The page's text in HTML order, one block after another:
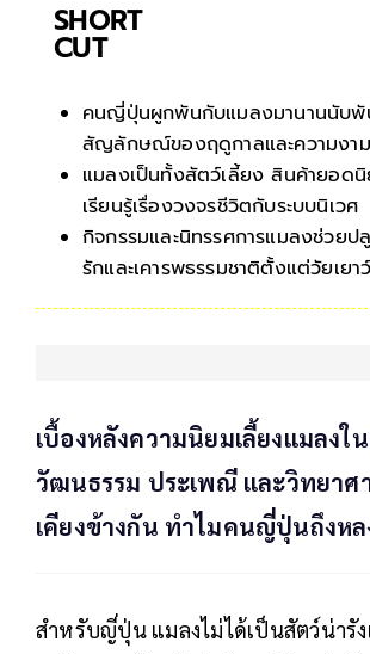
SHORT
CUT
คนญี่ปุ่นผูกพันกับแมลงมานานนับพั
สัญลักษณ์ของฤดูกาลและความงาม
แมลงเป็นทั้งสัตว์เลี้ยง สินค้ายอด
เรียนรู้เรื่องวงจรชีวิตกับระบบนิเวศ
กิจกรรมและนิทรรศการแมลงช่วยป
รักและเคารพธรรมชาติตั้งแต่วัยเยาว์
เบื้องหลังความนิยมเลี้ยงแมลง
วัฒนธรรม ประเพณี และวิทยาศ
เคียงข้างกัน ทำไมคนญี่ปุ่นถึงหล
สำหรับญี่ปุ่น แมลงไม่ได้เป็นสัตว์น่ารั